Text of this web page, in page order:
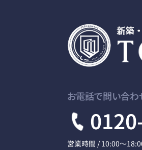
お電話で問い合わ
営業時間 / 10:00～